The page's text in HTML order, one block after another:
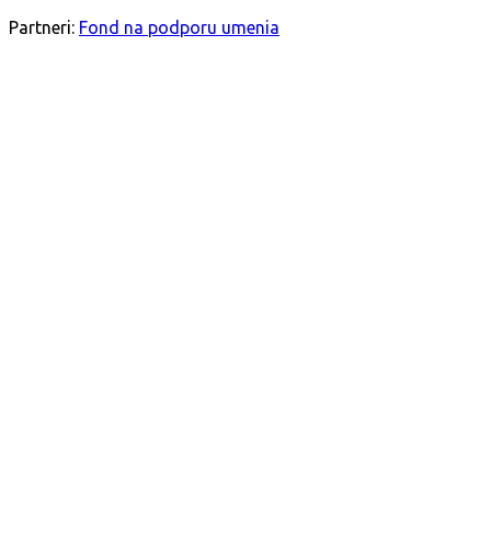
Partneri: Fond na podporu umenia